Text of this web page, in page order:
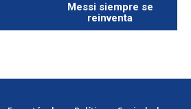
Messi siempre se
reinventa